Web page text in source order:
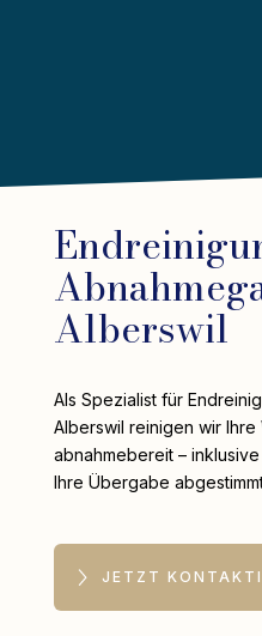
Alberswil
Als Spezialist für
Alberswil reinigen wir
abnahmebereit –
Ihre Übergabe
JETZT